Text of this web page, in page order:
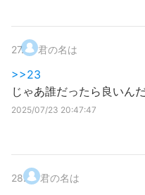
27. 君の名は
>>23
じゃあ誰だったら良いん
2025/07/23 20:47:47
28. 君の名は